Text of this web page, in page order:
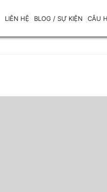
LIÊN HỆ BLOG / SỰ KIỆN CÂU